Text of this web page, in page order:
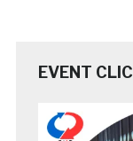
EVENT CLIC